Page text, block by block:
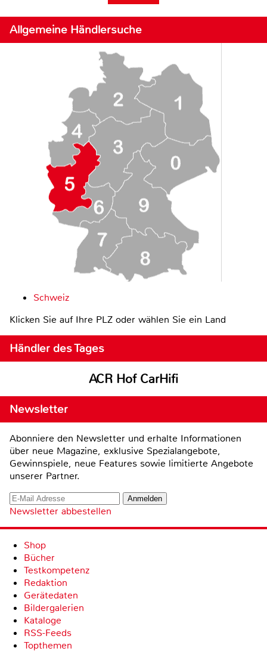
Allgemeine Händlersuche
Schweiz
Klicken Sie auf Ihre PLZ oder wählen Sie ein Land
Händler des Tages
ACR Hof CarHifi
Newsletter
Abonniere den Newsletter und erhalte Informationen
über neue Magazine, exklusive Spezialangebote,
Gewinnspiele, neue Features sowie limitierte Angebote
unserer Partner.
Newsletter abbestellen
Shop
Bücher
Testkompetenz
Redaktion
Gerätedaten
Bildergalerien
Kataloge
RSS-Feeds
Topthemen